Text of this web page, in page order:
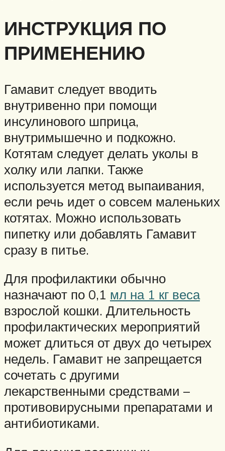
ИНСТРУКЦИЯ ПО
ПРИМЕНЕНИЮ
Гамавит следует вводить
внутривенно при помощи
инсулинового шприца,
внутримышечно и подкожно.
Котятам следует делать уколы в
холку или лапки. Также
используется метод выпаивания,
если речь идет о совсем маленьких
котятах. Можно использовать
пипетку или добавлять Гамавит
сразу в питье.
Для профилактики обычно
назначают по 0,1 мл на 1 кг веса
взрослой кошки. Длительность
профилактических мероприятий
может длиться от двух до четырех
недель. Гамавит не запрещается
сочетать с другими
лекарственными средствами –
противовирусными препаратами и
антибиотиками.